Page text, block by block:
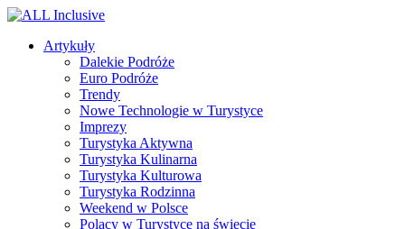
Artykuły
Dalekie Podróże
Euro Podróże
Trendy
Nowe Technologie w Turystyce
Imprezy
Turystyka Aktywna
Turystyka Kulinarna
Turystyka Kulturowa
Turystyka Rodzinna
Weekend w Polsce
Polacy w Turystyce na świecie